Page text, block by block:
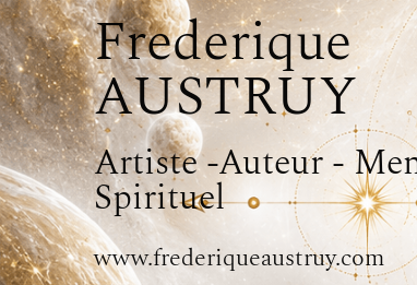
Frederique
AUSTRUY
Artiste -Auteur -
Spirituel
www.frederiqueaustruy.com